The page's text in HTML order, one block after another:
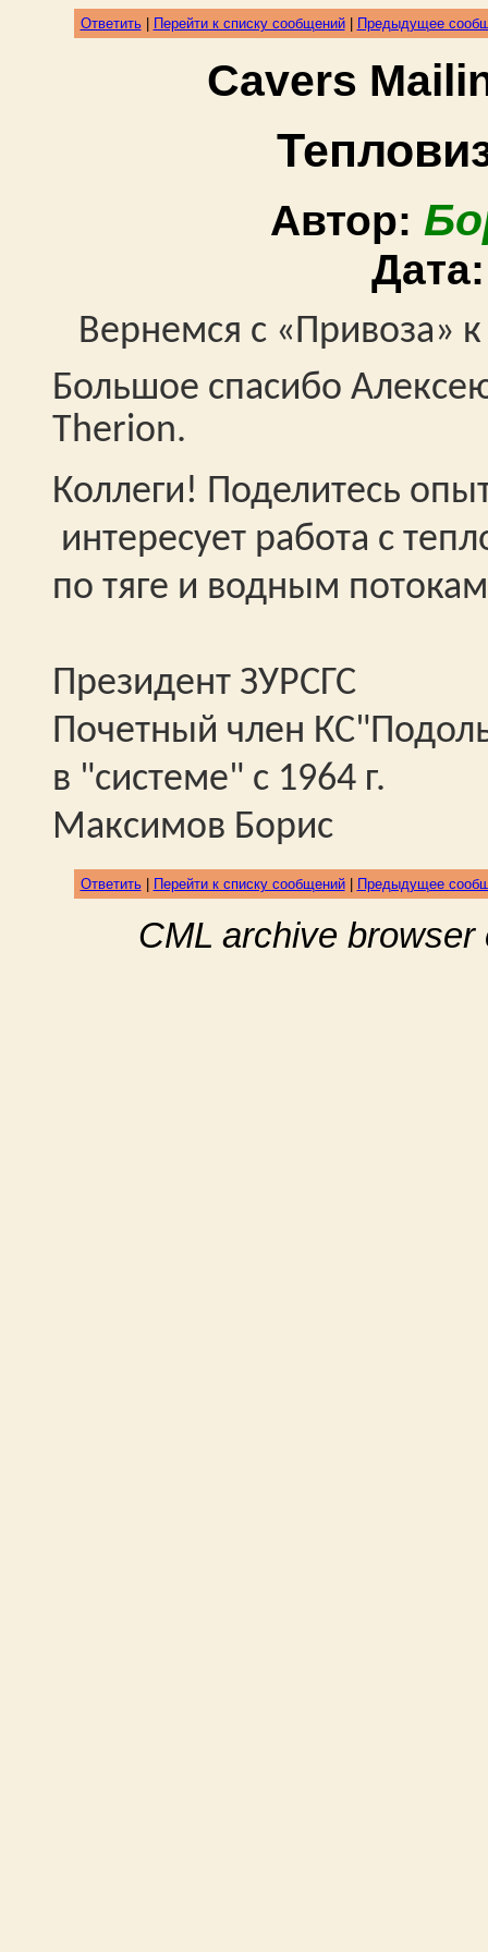
Ответить| Перейти к списку сообщений| Предыдущее
Cavers
Автор:
Вернемся с «Привоза»
Большое спасибо
Therion.
Коллеги! Поделитесь
интересует работа с
по тяге и водным
Президент ЗУРСГС
Почетный член
в "системе" с 1964 г.
Максимов Борис
Ответить| Перейти к списку сообщений| Предыдущее
CML archive